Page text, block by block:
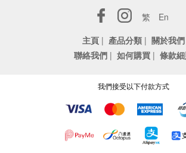
繁
En
主頁 | 產品分類 | 關於我們
聯絡我們 | 如何購買 | 條款
我們接受以下付款方式